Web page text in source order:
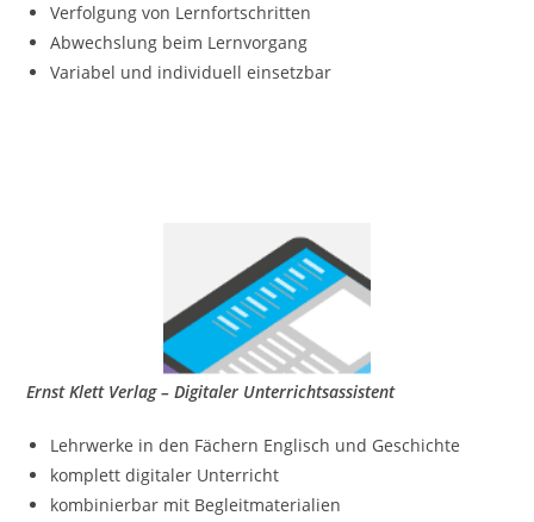
Verfolgung von Lernfortschritten
Abwechslung beim Lernvorgang
Variabel und individuell einsetzbar
Ernst Klett Verlag – Digitaler Unterrichtsassistent
Lehrwerke in den Fächern Englisch und Geschichte
komplett digitaler Unterricht
kombinierbar mit Begleitmaterialien